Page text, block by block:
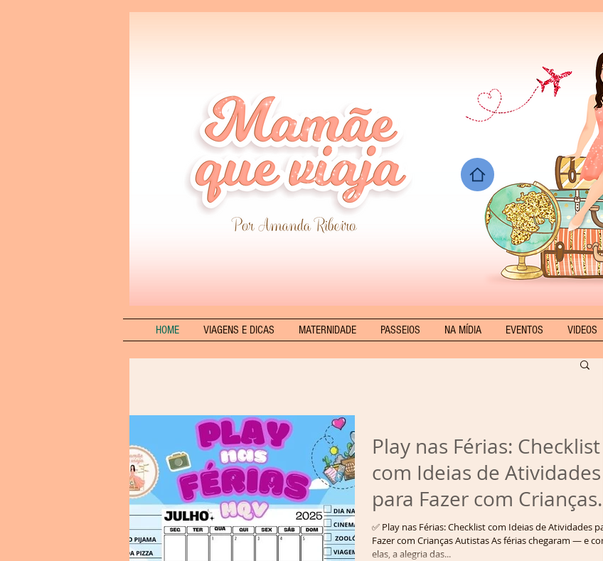
HOME VIAGENS E DICAS MATERNIDADE PASSEIOS NA MÍDIA EVENTOS VIDEOS
Play nas Férias: Checklist
com Ideias de Atividades
para Fazer com Crianças
Autistas
✅ Play nas Férias: Checklist com Ideias de Atividades
Fazer com Crianças Autistas As férias chegaram — e com
elas, a alegria das...